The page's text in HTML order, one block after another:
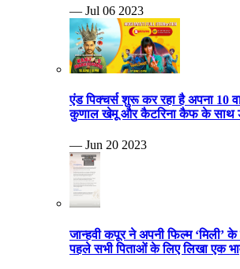
— Jul 06 2023
एंड पिक्चर्स शुरू कर रहा है अपना 10
कुणाल खेमू और कैटरिना कैफ के साथ
— Jun 20 2023
जान्हवी कपूर ने अपनी फिल्म ‘मिली’
पहले सभी पिताओं के लिए लिखा एक